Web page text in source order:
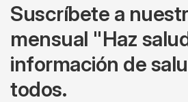
Suscríbete a
mensual "Haz
información de
todos.